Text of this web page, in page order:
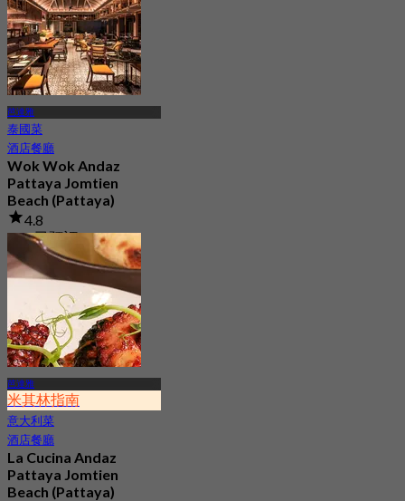
起฿ 972.5
芭達雅
泰國菜
酒店餐廳
Wok Wok Andaz
Pattaya Jomtien
Beach (Pattaya)
4.8
403 已預訂
起
฿ 795
芭達雅
米其林指南
意大利菜
酒店餐廳
La Cucina Andaz
Pattaya Jomtien
Beach (Pattaya)